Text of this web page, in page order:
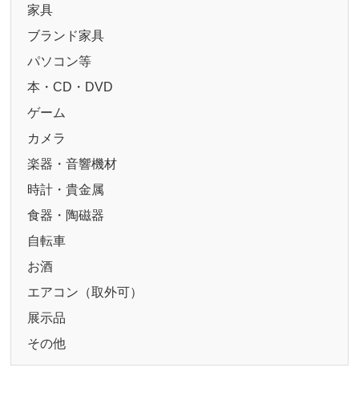
家具
ブランド家具
パソコン等
本・CD・DVD
ゲーム
カメラ
楽器・音響機材
時計・貴金属
食器・陶磁器
自転車
お酒
エアコン（取外可）
展示品
その他